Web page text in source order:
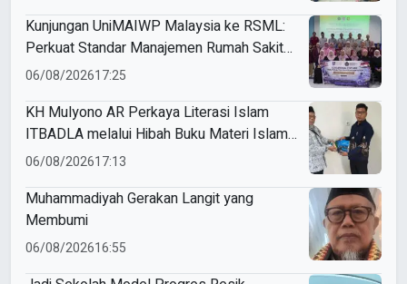
Kunjungan UniMAIWP Malaysia ke RSML:
Perkuat Standar Manajemen Rumah Sakit
Syariah
06/08/202617:25
KH Mulyono AR Perkaya Literasi Islam
ITBADLA melalui Hibah Buku Materi Islam
5 Jilid
06/08/202617:13
Muhammadiyah Gerakan Langit yang
Membumi
06/08/202616:55